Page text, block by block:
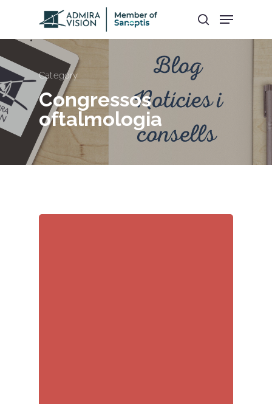
Hit enter to search or ESC to close
Category
Congressos
oftalmologia